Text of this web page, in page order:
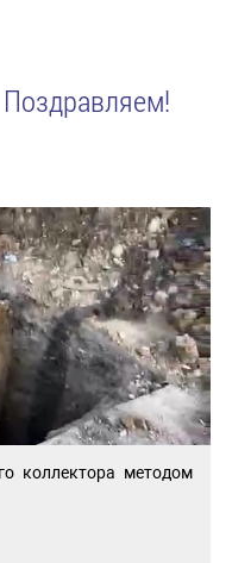
Поздравляем!
коллектора методом